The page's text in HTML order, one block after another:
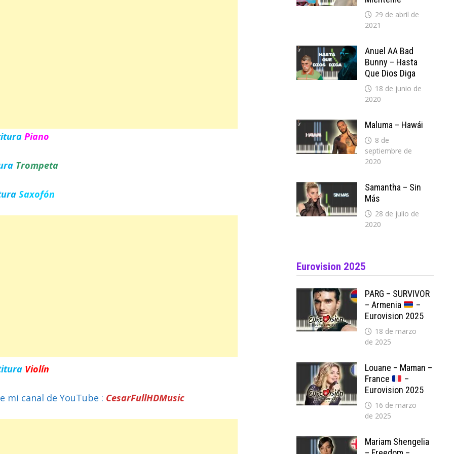
Piano
Trompeta
Saxofón
Violín
mi canal de YouTube : CesarFullHDMusic
29 de abril de
2021
Anuel AA Bad
Bunny – Hasta
Que Dios Diga
18 de junio de
2020
Maluma – Hawái
8 de
septiembre de
2020
Samantha – Sin
Más
28 de julio de
2020
Eurovision 2025
PARG – SURVIVOR
– Armenia
–
Eurovision 2025
18 de marzo
de 2025
Louane – Maman –
France
–
Eurovision 2025
16 de marzo
de 2025
Mariam Shengelia